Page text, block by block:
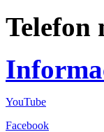
Telefon
YouTube
Facebook